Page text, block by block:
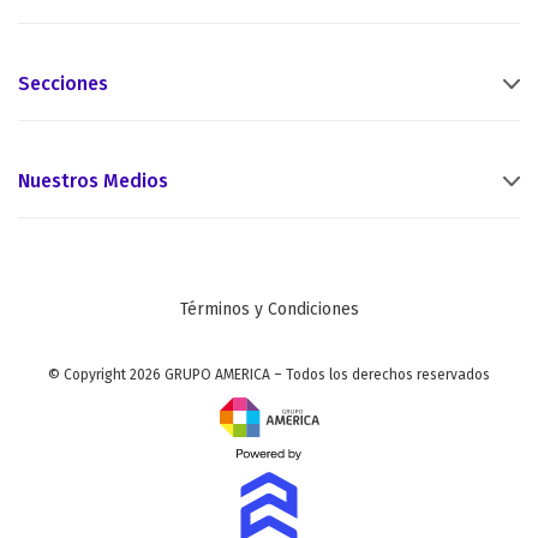
Secciones
Nuestros Medios
Términos y Condiciones
© Copyright 2026 GRUPO AMERICA – Todos los derechos reservados